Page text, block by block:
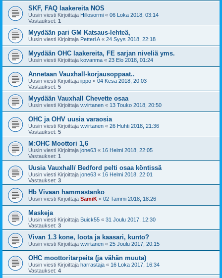
SKF, FAQ laakereita NOS
Uusin viesti Kirjoittaja Hillosormi « 06 Loka 2018, 03:14
Vastaukset: 1
Myydään pari GM Katsaus-lehteä,
Uusin viesti Kirjoittaja Petteri A « 24 Syys 2018, 22:18
Myydään OHC laakereita, FE sarjan niveliä yms.
Uusin viesti Kirjoittaja kovanma « 23 Elo 2018, 01:24
Annetaan Vauxhall-korjausoppaat..
Uusin viesti Kirjoittaja iippo « 04 Kesä 2018, 20:03
Vastaukset: 5
Myydään Vauxhall Chevette osaa
Uusin viesti Kirjoittaja v.virtanen « 13 Touko 2018, 20:50
OHC ja OHV uusia varaosia
Uusin viesti Kirjoittaja v.virtanen « 26 Huhti 2018, 21:36
Vastaukset: 5
M:OHC Moottori 1,6
Uusin viesti Kirjoittaja jone63 « 16 Helmi 2018, 22:05
Vastaukset: 1
Uusia Vauxhall/ Bedford pelti osaa köntissä
Uusin viesti Kirjoittaja jone63 « 16 Helmi 2018, 22:01
Vastaukset: 3
Hb Vivaan hammastanko
Uusin viesti Kirjoittaja SamiK « 02 Tammi 2018, 18:26
Maskeja
Uusin viesti Kirjoittaja Buick55 « 31 Joulu 2017, 12:30
Vastaukset: 3
Vivan 1.3 kone, loota ja kaasari, kunto?
Uusin viesti Kirjoittaja v.virtanen « 25 Joulu 2017, 20:15
OHC moottoritarpeita (ja vähän muuta)
Uusin viesti Kirjoittaja harrastaja « 16 Loka 2017, 16:34
Vastaukset: 4